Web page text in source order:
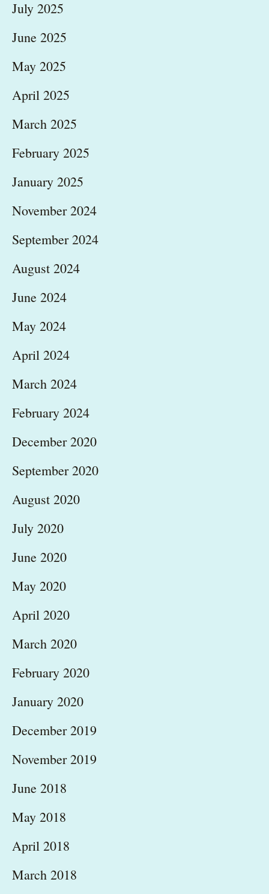
July 2025
June 2025
May 2025
April 2025
March 2025
February 2025
January 2025
November 2024
September 2024
August 2024
June 2024
May 2024
April 2024
March 2024
February 2024
December 2020
September 2020
August 2020
July 2020
June 2020
May 2020
April 2020
March 2020
February 2020
January 2020
December 2019
November 2019
June 2018
May 2018
April 2018
March 2018